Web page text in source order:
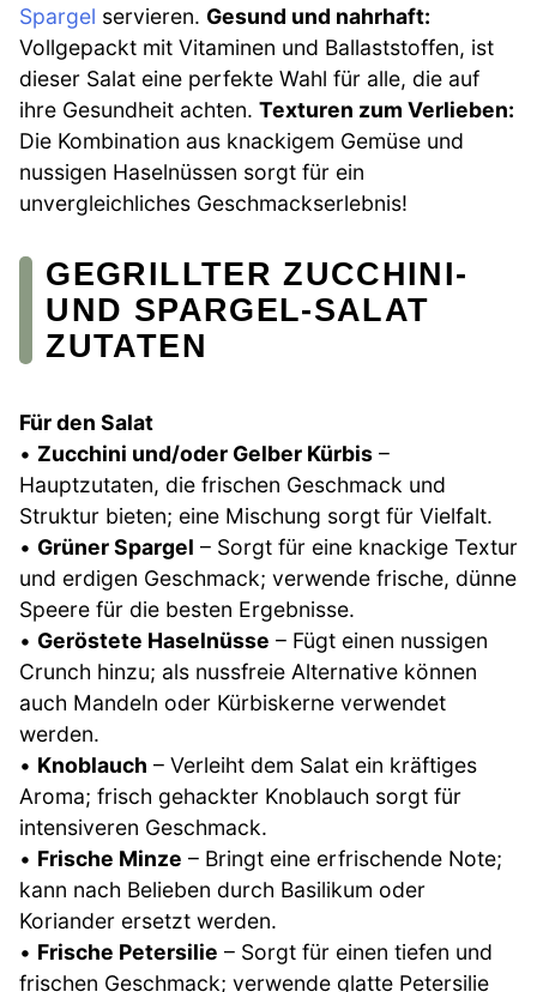
Spargel servieren. Gesund und nahrhaft:
Vollgepackt mit Vitaminen und Ballaststoffen, ist
dieser Salat eine perfekte Wahl für alle, die auf
ihre Gesundheit achten. Texturen zum Verlieben:
Die Kombination aus knackigem Gemüse und
nussigen Haselnüssen sorgt für ein
unvergleichliches Geschmackserlebnis!
GEGRILLTER ZUCCHINI-
UND SPARGEL-SALAT
ZUTATEN
Für den Salat
• Zucchini und/oder Gelber Kürbis –
Hauptzutaten, die frischen Geschmack und
Struktur bieten; eine Mischung sorgt für Vielfalt.
• Grüner Spargel – Sorgt für eine knackige Textur
und erdigen Geschmack; verwende frische, dünne
Speere für die besten Ergebnisse.
• Geröstete Haselnüsse – Fügt einen nussigen
Crunch hinzu; als nussfreie Alternative können
auch Mandeln oder Kürbiskerne verwendet
werden.
• Knoblauch – Verleiht dem Salat ein kräftiges
Aroma; frisch gehackter Knoblauch sorgt für
intensiveren Geschmack.
• Frische Minze – Bringt eine erfrischende Note;
kann nach Belieben durch Basilikum oder
Koriander ersetzt werden.
• Frische Petersilie – Sorgt für einen tiefen und
frischen Geschmack; verwende glatte Petersilie